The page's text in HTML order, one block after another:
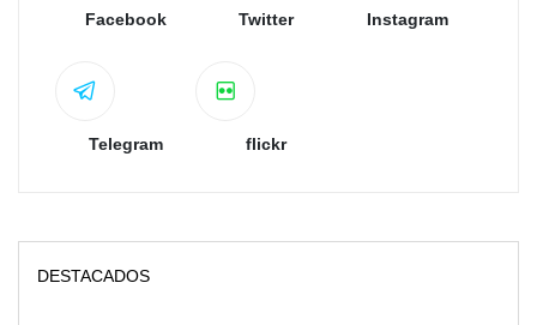
Facebook Twitter Instagram
Telegram flickr
DESTACADOS